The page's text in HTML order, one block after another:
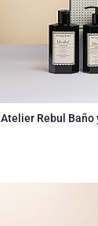
Atelier Rebul Baño